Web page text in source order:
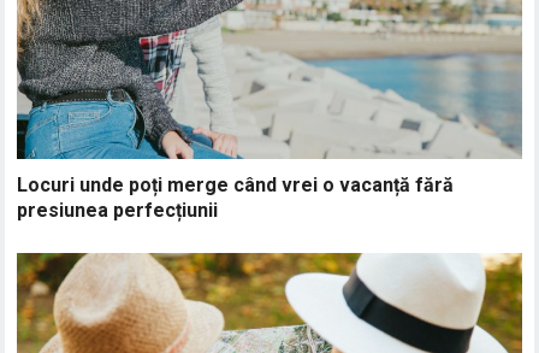
Locuri unde poți merge când vrei o vacanță fără
presiunea perfecțiunii